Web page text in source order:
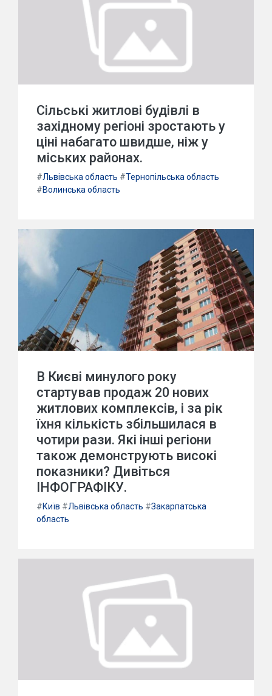
Сільські житлові будівлі в
західному регіоні зростають у
ціні набагато швидше, ніж у
міських районах.
#Львівська область #Тернопільська область
#Волинська область
В Києві минулого року
стартував продаж 20 нових
житлових комплексів, і за рік
їхня кількість збільшилася в
чотири рази. Які інші регіони
також демонструють високі
показники? Дивіться
ІНФОГРАФІКУ.
#Київ #Львівська область #Закарпатська
область